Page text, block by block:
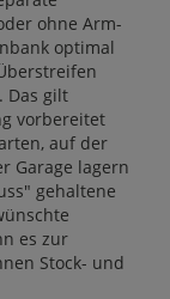
ohne Arm-
optimal
Das gilt
vorbereitet
auf der
Garage lagern
gehaltene
es zur
Stock- und